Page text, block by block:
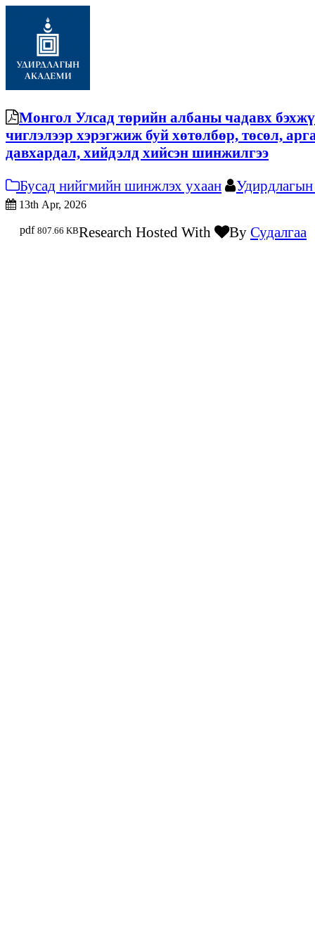
Монгол Улсад төрийн албаны чадавх
чиглэлээр хэрэгжиж буй хөтөлбөр, төсөл,
давхардал, хийдэлд хийсэн шинжилгээ
Бусад нийгмийн шинжлэх ухаан
13th Apr, 2026
pdf 807.66 KBResearch Hosted With By Судалгаа